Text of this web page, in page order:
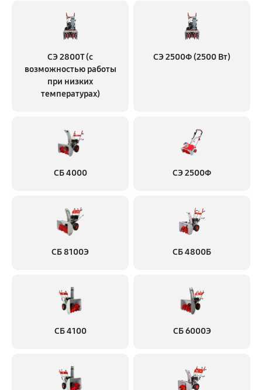
СЭ 2800Т (с
возможностью работы
при низких
температурах)
СЭ 2500Ф (2500 Вт)
СБ 4000 СЭ 2500Ф
СБ 8100Э СБ 4800Б
СБ 4100 СБ 6000Э